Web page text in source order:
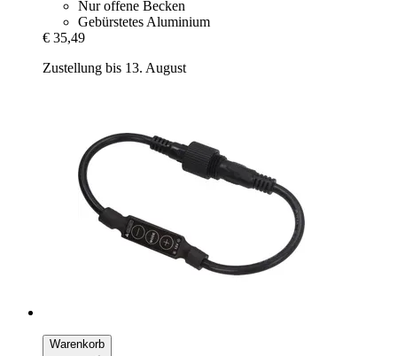
Nur offene Becken
Gebürstetes Aluminium
€ 35,49
Zustellung bis 13. August
Warenkorb